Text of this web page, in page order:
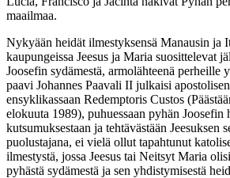
maailmaa.
Nykyään heidät ilmestyksensä Manausin ja
kaupungeissa Jeesus ja Maria suosittelevat
Joosefin sydämestä, armolähteenä perheille
paavi Johannes Paavali II julkaisi
ensyklikassaan Redemptoris Custos
elokuuta 1989), puhuessaan pyhän Joosefin
kutsumuksestaan ja tehtävästään Jeesuksen
puolustajana, ei vielä ollut tapahtunut
ilmestystä, jossa Jeesus tai Neitsyt Maria
pyhästä sydämestä ja sen yhdistymisestä